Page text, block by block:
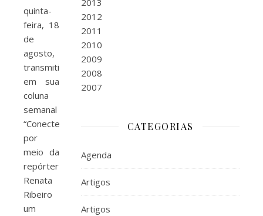
quinta-
feira, 18
de
agosto,
transmitiu
em sua
coluna
semanal
“Conecte”
por
meio da
repórter
Renata
Ribeiro
um
2013
2012
2011
2010
2009
2008
2007
CATEGORIAS
Agenda
Artigos
Artigos